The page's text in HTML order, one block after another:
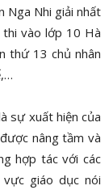
Nga Nhi giải nhất
thi vào lớp 10 Hà
thứ 13 chủ nhân
sự xuất hiện của
nâng tầm và
hợp tác với các
giáo dục nói